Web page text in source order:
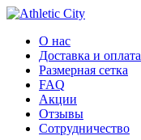
О нас
Доставка и оплата
Размерная сетка
FAQ
Акции
Отзывы
Сотрудничество